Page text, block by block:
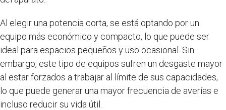
Al elegir una potencia corta, se está optando por un
equipo más económico y compacto, lo que puede ser
ideal para espacios pequeños y uso ocasional. Sin
embargo, este tipo de equipos sufren un desgaste mayor
al estar forzados a trabajar al límite de sus capacidades,
lo que puede generar una mayor frecuencia de averías e
incluso reducir su vida útil.